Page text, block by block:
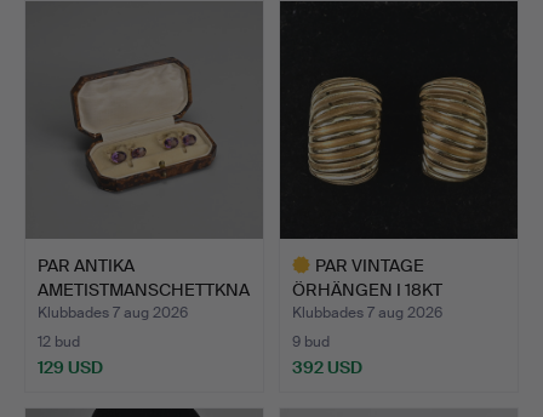
PAR ANTIKA
AMETISTMANSCHETTKNA
PPAR, TROLIG…
Klubbades 7 aug 2026
12 bud
129 USD
PAR VINTAGE
ÖRHÄNGEN I 18KT
GULGULD, VICEN…
Klubbades 7 aug 2026
9 bud
392 USD